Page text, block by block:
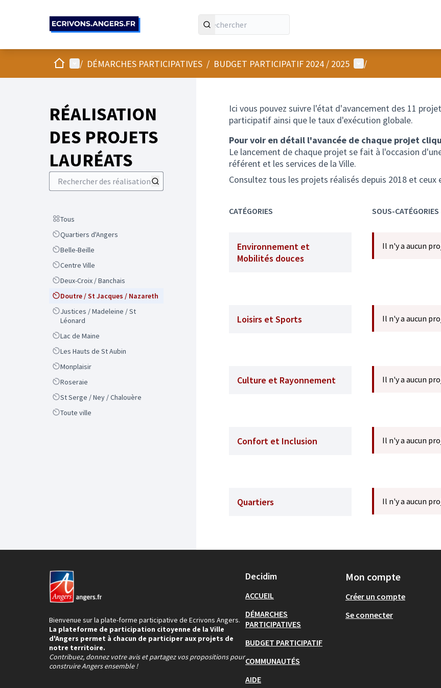
AccueilMenu principal
/ DÉMARCHES PARTICIPATIVES / BUDGET PARTICIPATIF 2024 / 2025 Menu utilisateur
/
RÉALISATION
DES PROJETS
LAURÉATS
Rechercher des réalisations
Scope
Tous
ScopeQuartiers d'Angers
ScopeBelle-Beille
ScopeCentre Ville
ScopeDeux-Croix / Banchais
ScopeDoutre / St Jacques / Nazareth
Scope
Justices / Madeleine / St
Léonard
ScopeLac de Maine
ScopeLes Hauts de St Aubin
ScopeMonplaisir
ScopeRoseraie
ScopeSt Serge / Ney / Chalouère
ScopeToute ville
Ici vous pouvez suivre l'état d'avancement des 11
participatif ainsi que le taux d'exécution globale.
Pour voir en détail l'avancée de chaque projet
Le lancement de chaque projet se fait à l'occasion
référent et les services de la Ville.
Consultez tous les projets réalisés depuis 2018 et ceux
CATÉGORIES
Environnement et
Mobilités douces
SOUS-CATÉGORIES
Il n'y a aucun
Loisirs et Sports Il n'y a aucun
Culture et Rayonnement Il n'y a aucun
Confort et Inclusion Il n'y a aucun
Quartiers Il n'y a aucun
Bienvenue sur la plate-forme participative de Ecrivons Angers.
La plateforme de participation citoyenne de la Ville
d'Angers permet à chacun de participer aux projets de
notre territoire.
Contribuez, donnez votre avis et partagez vos propositions pour
construire Angers ensemble !
Decidim
ACCUEIL
DÉMARCHES
PARTICIPATIVES
BUDGET PARTICIPATIF
COMMUNAUTÉS
AIDE
Mon compte
Créer un compte
Se connecter